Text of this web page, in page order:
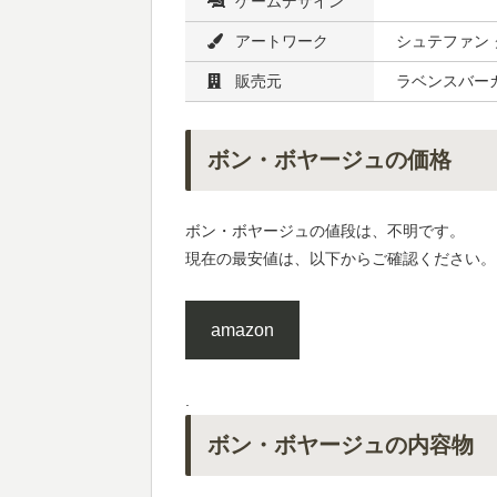
アートワーク シュテファン
販売元 ラベンスバー
ボン・ボヤージュの価格
ボン・ボヤージュの値段は、不明です。
現在の最安値は、以下からご確認ください。
amazon
.
ボン・ボヤージュの内容物